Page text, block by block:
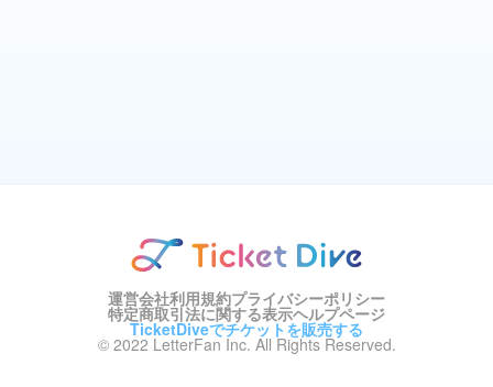
運営会社利用規約プライバシーポリシー
特定商取引法に関する表示ヘルプページ
TicketDiveでチケットを販売する
© 2022 LetterFan Inc. All Rights Reserved.